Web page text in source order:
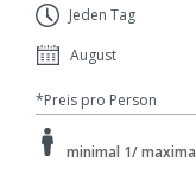
Jeden Tag
August
*Preis pro Person
minimal 1/